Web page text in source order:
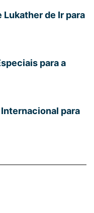
de Ir para
para a
para